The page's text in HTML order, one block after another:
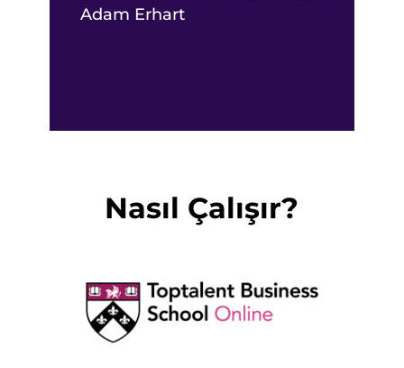
Adam Erhart
Nasıl Çalışır?